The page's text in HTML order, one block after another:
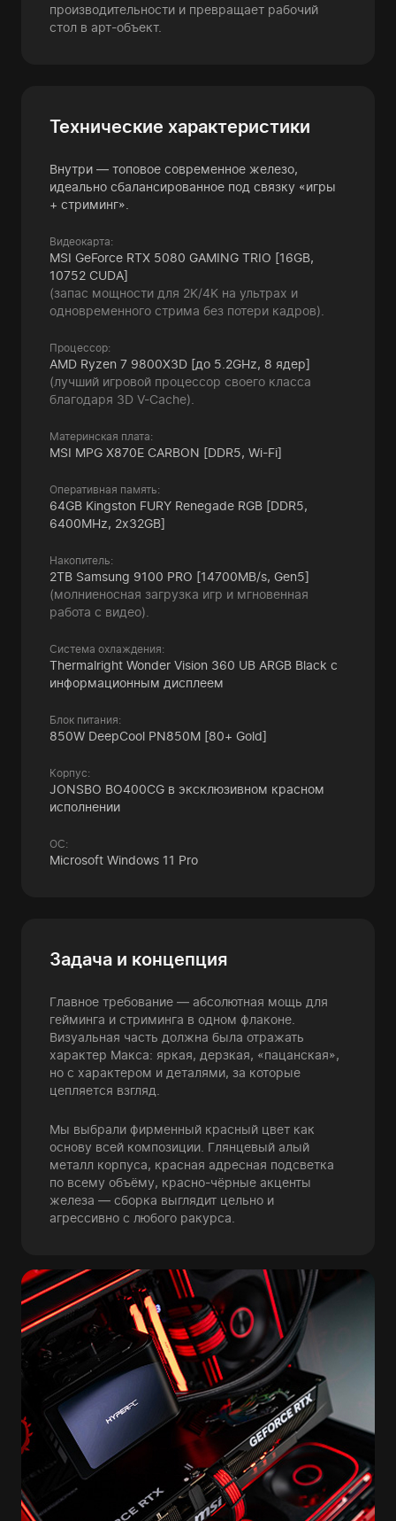
производительности и превращает рабочий
стол в арт-объект.
Технические характеристики
Внутри — топовое современное железо,
идеально сбалансированное под связку «игры
+ стриминг».
Видеокарта:
MSI GeForce RTX 5080 GAMING TRIO [16GB,
10752 CUDA]
(запас мощности для 2K/4K на ультрах и
одновременного стрима без потери кадров).
Процессор:
AMD Ryzen 7 9800X3D [до 5.2GHz, 8 ядер]
(лучший игровой процессор своего класса
благодаря 3D V-Cache).
Материнская плата:
MSI MPG X870E CARBON [DDR5, Wi-Fi]
Оперативная память:
64GB Kingston FURY Renegade RGB [DDR5,
6400MHz, 2x32GB]
Накопитель:
2TB Samsung 9100 PRO [14700MB/s, Gen5]
(молниеносная загрузка игр и мгновенная
работа с видео).
Система охлаждения:
Thermalright Wonder Vision 360 UB ARGB Black с
информационным дисплеем
Блок питания:
850W DeepCool PN850M [80+ Gold]
Корпус:
JONSBO BO400CG в эксклюзивном красном
исполнении
ОС:
Microsoft Windows 11 Pro
Задача и концепция
Главное требование — абсолютная мощь для
гейминга и стриминга в одном флаконе.
Визуальная часть должна была отражать
характер Макса: яркая, дерзкая, «пацанская»,
но с характером и деталями, за которые
цепляется взгляд.
Мы выбрали фирменный красный цвет как
основу всей композиции. Глянцевый алый
металл корпуса, красная адресная подсветка
по всему объёму, красно-чёрные акценты
железа — сборка выглядит цельно и
агрессивно с любого ракурса.